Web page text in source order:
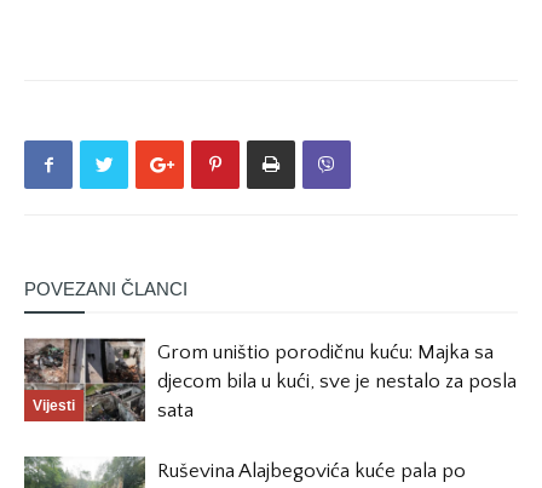
POVEZANI ČLANCI
Vijesti
Grom uništio porodičnu kuću: Majka sa
djecom bila u kući, sve je nestalo za posla
sata
Ruševina Alajbegovića kuće pala po